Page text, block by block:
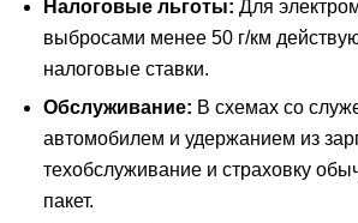
Налоговые льготы: Для
выбросами менее 50 г/км
налоговые ставки.
Обслуживание: В схемах со
автомобилем и удержанием из
техобслуживание и страховку
пакет.